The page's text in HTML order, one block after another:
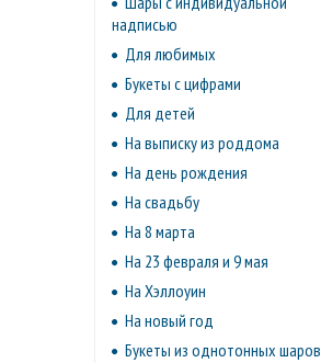
надписью
Для любимых
Букеты с цифрами
Для детей
На выписку из роддома
На день рождения
На свадьбу
На 8 марта
На 23 февраля и 9 мая
На Хэллоуин
На новый год
Букеты из однотонных шаров